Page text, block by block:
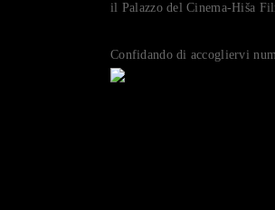
il Palazzo del Cinema-Hiša
Confidando di accogliervi